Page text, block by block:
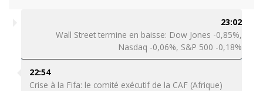
23:02
Wall Street termine en baisse: Dow Jones -0,85%,
Nasdaq -0,06%, S&P 500 -0,18%
22:54
Crise à la Fifa: le comité exécutif de la CAF (Afrique)